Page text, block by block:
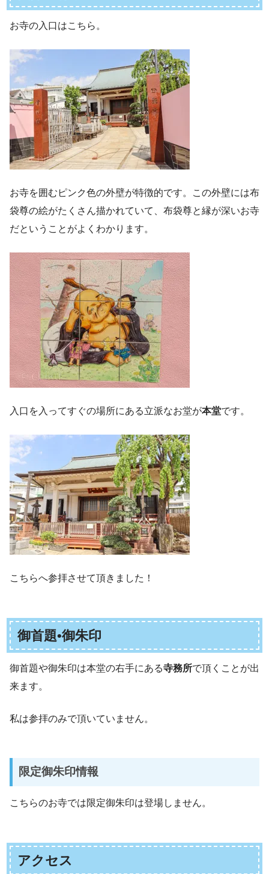
お寺の入口はこちら。
お寺を囲むピンク色の外壁が特徴的です。この外壁には布
袋尊の絵がたくさん描かれていて、布袋尊と縁が深いお寺
だということがよくわかります。
入口を入ってすぐの場所にある立派なお堂が本堂です。
こちらへ参拝させて頂きました！
御首題•御朱印
御首題や御朱印は本堂の右手にある寺務所で頂くことが出
来ます。
私は参拝のみで頂いていません。
限定御朱印情報
こちらのお寺では限定御朱印は登場しません。
アクセス